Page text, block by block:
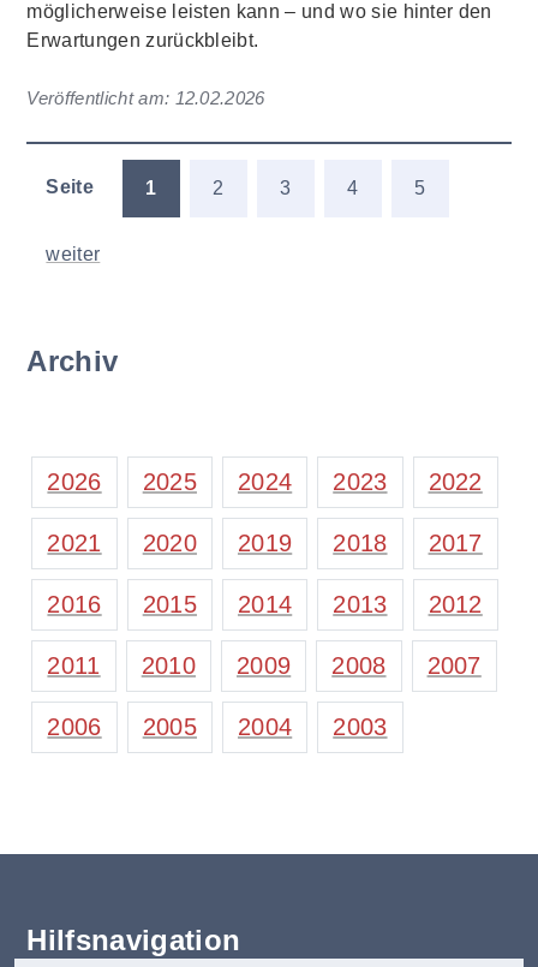
möglicherweise leisten kann – und wo sie hinter den
Erwartungen zurückbleibt.
Veröffentlicht am: 12.02.2026
Seite 1 2 3 4 5
weiter
Archiv
2026 2025 2024 2023 2022
2021 2020 2019 2018 2017
2016 2015 2014 2013 2012
2011 2010 2009 2008 2007
2006 2005 2004 2003
Hilfsnavigation